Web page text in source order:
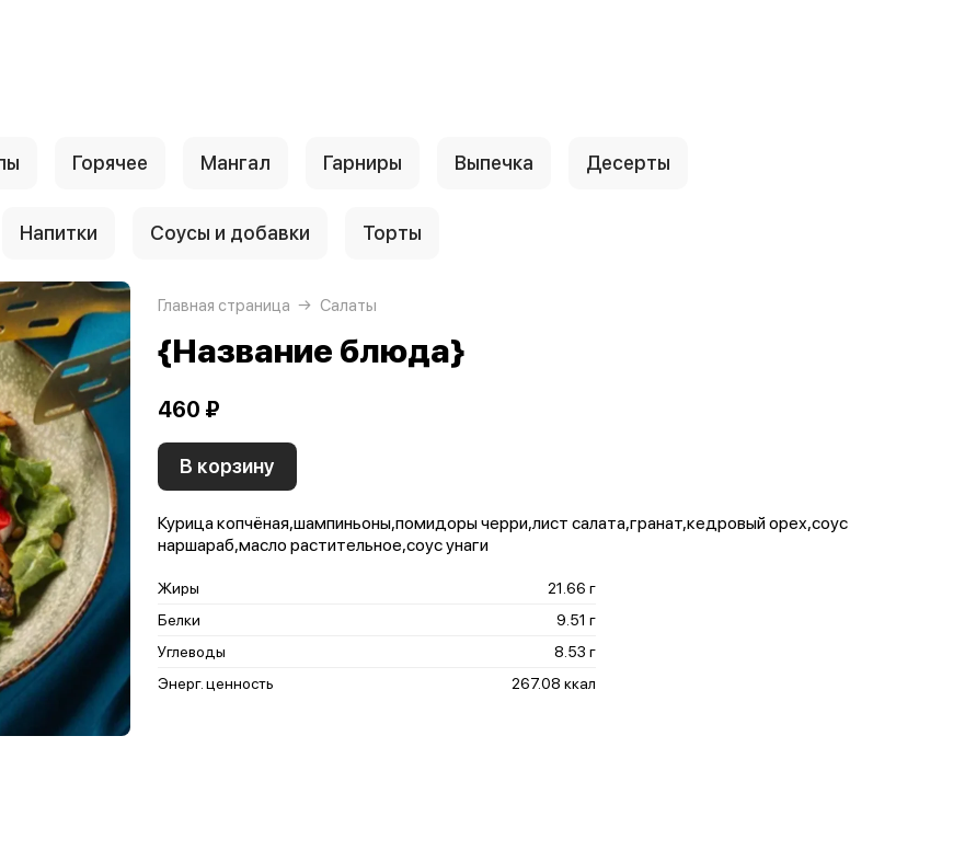
Горячее Мангал Гарниры Выпечка Десерты
Напитки Соусы и добавки Торты
Главная страница Салаты
{Название блюда}
460 ₽
В корзину
Курица копчёная,шампиньоны,помидоры черри,лист салата,гранат,кедровый орех,соус
наршараб,масло растительное,соус унаги
Жиры
21.66 г
Белки
9.51 г
Углеводы
8.53 г
Энерг. ценность
267.08 ккал